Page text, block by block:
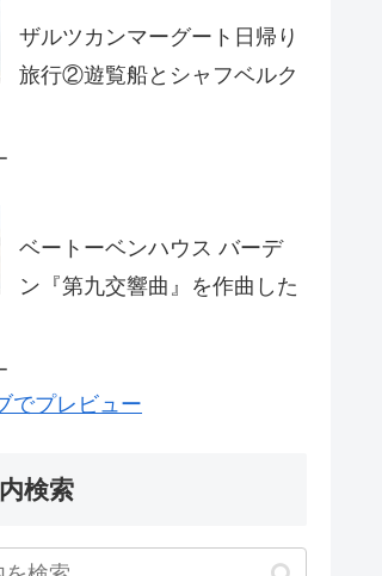
ザルツカンマーグート日帰り
旅行②遊覧船とシャフベルク
ベートーベンハウス バーデ
ン『第九交響曲』を作曲した
でプレビュー
検索